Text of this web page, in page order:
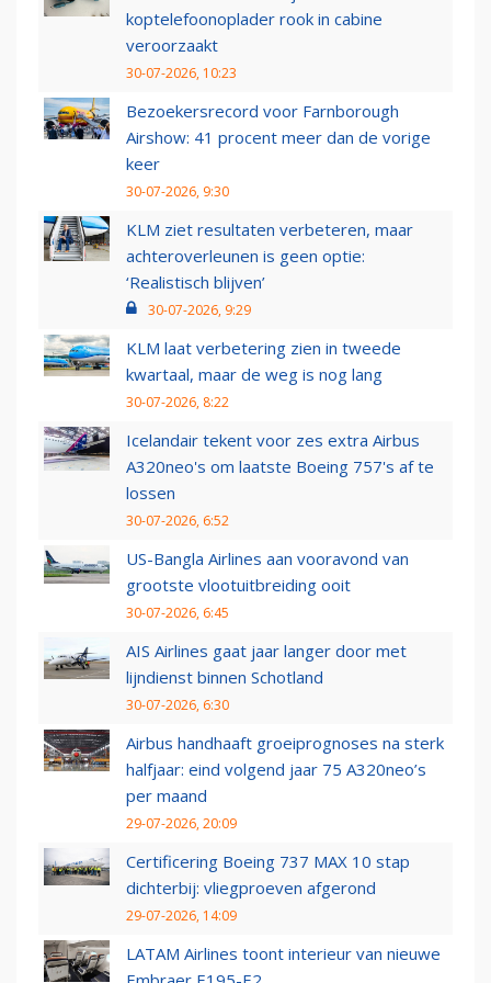
koptelefoonoplader rook in cabine
veroorzaakt
30-07-2026, 10:23
Bezoekersrecord voor Farnborough
Airshow: 41 procent meer dan de vorige
keer
30-07-2026, 9:30
KLM ziet resultaten verbeteren, maar
achteroverleunen is geen optie:
‘Realistisch blijven’
30-07-2026, 9:29
KLM laat verbetering zien in tweede
kwartaal, maar de weg is nog lang
30-07-2026, 8:22
Icelandair tekent voor zes extra Airbus
A320neo's om laatste Boeing 757's af te
lossen
30-07-2026, 6:52
US-Bangla Airlines aan vooravond van
grootste vlootuitbreiding ooit
30-07-2026, 6:45
AIS Airlines gaat jaar langer door met
lijndienst binnen Schotland
30-07-2026, 6:30
Airbus handhaaft groeiprognoses na sterk
halfjaar: eind volgend jaar 75 A320neo’s
per maand
29-07-2026, 20:09
Certificering Boeing 737 MAX 10 stap
dichterbij: vliegproeven afgerond
29-07-2026, 14:09
LATAM Airlines toont interieur van nieuwe